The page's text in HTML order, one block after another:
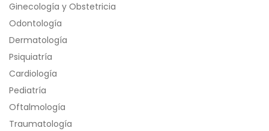
Ginecología y Obstetricia
Odontología
Dermatología
Psiquiatría
Cardiología
Pediatría
Oftalmología
Traumatología